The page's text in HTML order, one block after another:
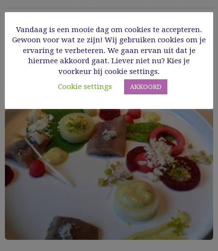
Vandaag is een mooie dag om cookies te accepteren.
Gewoon voor wat ze zijn! Wij gebruiken cookies om je
ervaring te verbeteren. We gaan ervan uit dat je
hiermee akkoord gaat. Liever niet nu? Kies je
voorkeur bij cookie settings.
Cookie settings
AKKOORD